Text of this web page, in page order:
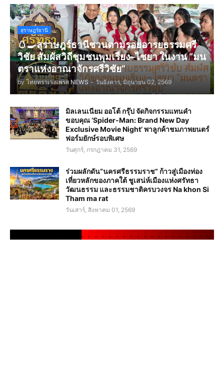
สุราษฎร์ธานี
🥚🍳สุราษฎร์ธานีชวนตามรอยอารยธรรมศรี
วิชัย สัมผัสวิถีชุมชนพุมเรียง–ไชยา ในงาน “มน
ตราแห่งอาณาจักรศรีวิชัย”
by ไทยทราเวลเพรส NEWS - วันอังคาร, มิถุนายน 02, 2569
มิลเลนเนียม ออโต้ กรุ๊ป จัดกิจกรรมแทนคำ
ขอบคุณ ‘Spider-Man: Brand New Day
Exclusive Movie Night’ พาลูกค้าชมภาพยนตร์
ฟอร์มยักษ์รอบพิเศษ
วันศุกร์, กรกฎาคม 31, 2569
ร่วมผลักดัน“นครศรีธรรมราช” ก้าวสู่เมืองท่อง
เที่ยวหลักของภาคใต้ ชูเสน่ห์เมืองแห่งศรัทธา
วัฒนธรรม และธรรมชาติครบวงจร Na khon Si
Tham ma rat
วันเสาร์, สิงหาคม 01, 2569
. . . . . . . . . . . . . . . . . . .